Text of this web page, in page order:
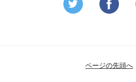
ページの先頭へ